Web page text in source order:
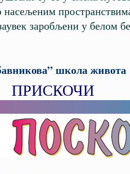
насељеним
заробљени у белом
школа живота
ПРИСКОЧИ